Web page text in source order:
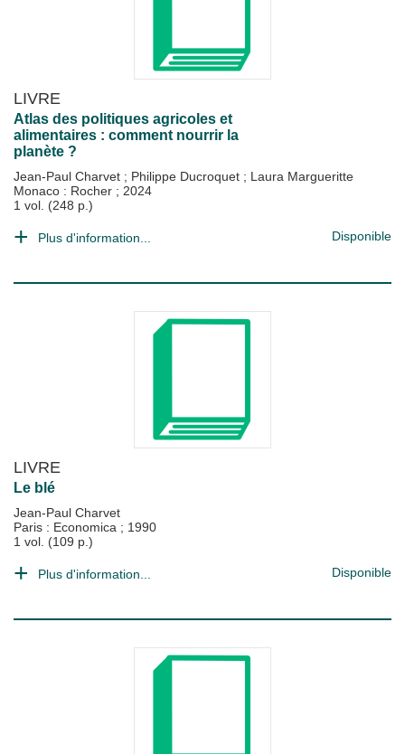
LIVRE
Atlas des politiques agricoles et
alimentaires : comment nourrir la
planète ?
Jean-Paul Charvet ; Philippe Ducroquet ; Laura Margueritte
Monaco : Rocher ; 2024
1 vol. (248 p.)
Plus d'information... Disponible
LIVRE
Le blé
Jean-Paul Charvet
Paris : Economica ; 1990
1 vol. (109 p.)
Plus d'information... Disponible